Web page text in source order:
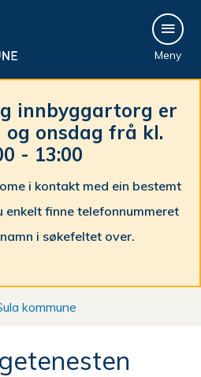
u
l
a
k
o
m
m
u
n
Meny
innbyggartorg er
og onsdag frå kl.
- 13:00
i kontakt med ein bestemt
enkelt finne telefonnummeret
i søkefeltet over.
kommune